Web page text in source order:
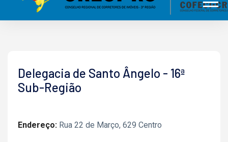
Delegacia de Santo Ângelo - 16ª
Sub-Região
Endereço: Rua 22 de Março, 629 Centro